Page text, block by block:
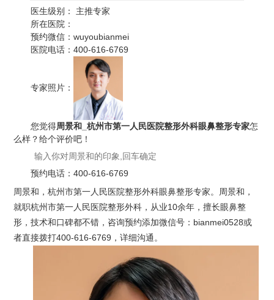
医生级别：
主推专家
所在医院：
预约微信：wuyoubianmei
医院电话：400-616-6769
专家照片：
您觉得周景和_杭州市第一人民医院整形外科眼鼻整形专家怎
么样？给个评价吧！
预约电话：400-616-6769
周景和，杭州市第一人民医院整形外科眼鼻整形专家。周景和，
就职杭州市第一人民医院整形外科，从业10余年，擅长眼鼻整
形，技术和口碑都不错，咨询预约添加微信号：bianmei0528或
者直接拨打400-616-6769，详细沟通。